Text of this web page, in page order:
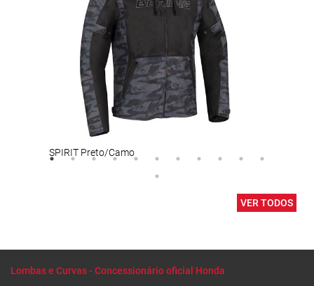
SPIRIT Preto/Camo
VER TODOS
Lombas e Curvas - Concessionário oficial Honda